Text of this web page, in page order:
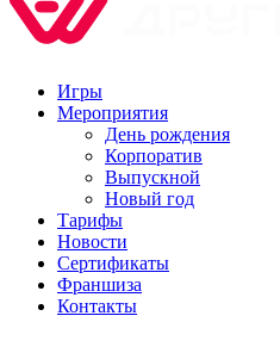
Игры
Мероприятия
День рождения
Корпоратив
Выпускной
Новый год
Тарифы
Новости
Сертификаты
Франшиза
Контакты